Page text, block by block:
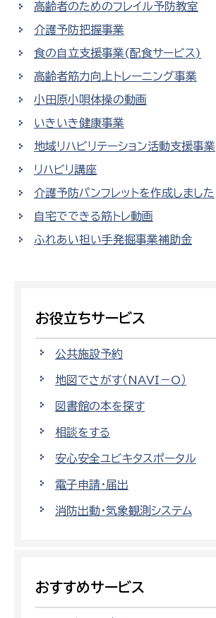
高齢者のためのフレイル予防教室
介護予防把握事業
食の自立支援事業(配食サービス)
高齢者筋力向上トレーニング事業
小田原小唄体操の動画
いきいき健康事業
地域リハビリテーション活動支援事業
リハビリ講座
介護予防パンフレットを作成しました
自宅でできる筋トレ動画
ふれあい担い手発掘事業補助金
お役立ちサービス
公共施設予約
地図でさがす（NAVI－O）
図書館の本を探す
相談をする
安心安全ユビキタスポータル
電子申請・届出
消防出動・気象観測システム
おすすめサービス